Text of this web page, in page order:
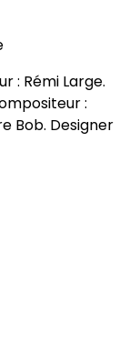
: Rémi Large.
:
Bob. Designer